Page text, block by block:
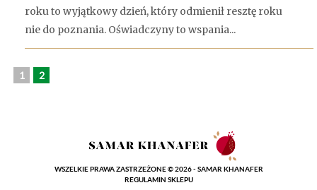
roku to wyjątkowy dzień, który odmienił resztę roku
nie do poznania. Oświadczyny to wspania...
1 2
WSZELKIE PRAWA ZASTRZEŻONE © 2026 - SAMAR KHANAFER
REGULAMIN SKLEPU